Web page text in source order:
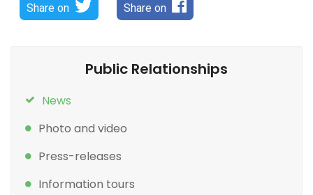
Share on Share on
Public Relationships
News
Photo and video
Press-releases
Information tours